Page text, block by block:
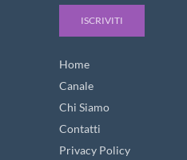
ISCRIVITI
Home
Canale
Chi Siamo
Contatti
Privacy Policy